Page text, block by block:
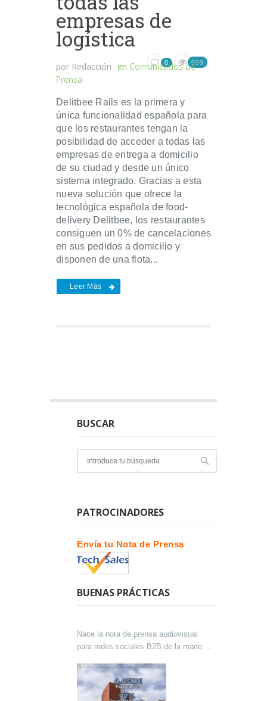
empresas de
logística
por Redacción en Comunicados de
Prensa
0 999
Delitbee Rails es la primera y
única funcionalidad española para
que los restaurantes tengan la
posibilidad de acceder a todas las
empresas de entrega a domicilio
de su ciudad y desde un único
sistema integrado. Gracias a esta
nueva solución que ofrece la
tecnológica española de food-
delivery Delitbee, los restaurantes
consiguen un 0% de cancelaciones
en sus pedidos a domicilio y
disponen de una flota...
Leer Más
BUSCAR
PATROCINADORES
Envía tu Nota de Prensa
BUENAS PRÁCTICAS
Nace la nota de prensa audiovisual
para redes sociales B2B de la mano de